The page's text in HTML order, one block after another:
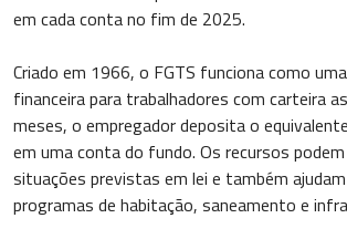
em cada conta no fim de 2025.
Criado em 1966, o FGTS funciona como
financeira para trabalhadores com carteira
meses, o empregador deposita o
em uma conta do fundo. Os recursos
situações previstas em lei e também
programas de habitação, saneamento e